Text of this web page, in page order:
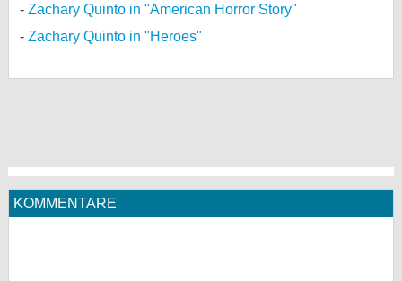
Zachary Quinto in "American Horror Story"
Zachary Quinto in "Heroes"
KOMMENTARE